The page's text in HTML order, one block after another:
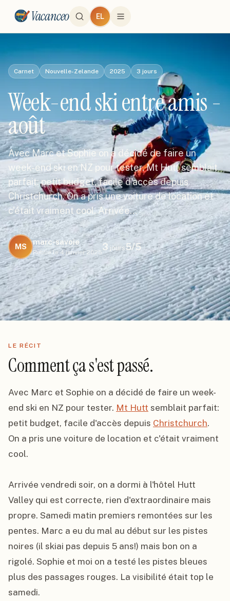
Vacanceo EL
Carnet Nouvelle-Zelande 2025 3 jours
Week-end ski entre amis -
août
Avec Marc et Sophie on a décidé de faire un
week-end ski en NZ pour tester. Mt Hutt semblait
parfait: petit budget, facile d'accès depuis
Christchurch. On a pris une voiture de location et
c'était vraiment cool. Arrivée…
MS
marc-savoie
Publié le 4 janvier 2025
3 jours5/5
LE RÉCIT
Comment ça s'est passé.
Avec Marc et Sophie on a décidé de faire un week-
end ski en NZ pour tester. Mt Hutt semblait parfait:
petit budget, facile d'accès depuis Christchurch.
On a pris une voiture de location et c'était vraiment
cool.
Arrivée vendredi soir, on a dormi à l'hôtel Hutt
Valley qui est correcte, rien d'extraordinaire mais
propre. Samedi matin premiers remontées sur les
pentes. Marc a eu du mal au début sur les pistes
noires (il skiai pas depuis 5 ans!) mais bon on a
rigolé. Sophie et moi on a testé les pistes bleues
plus des passages rouges. La visibilité était top le
samedi.